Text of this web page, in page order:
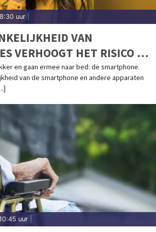
uur
VAN
VERHOOGT HET RISICO OP
en gaan ermee naar bed: de smartphone.
van de smartphone en andere apparaten
uur